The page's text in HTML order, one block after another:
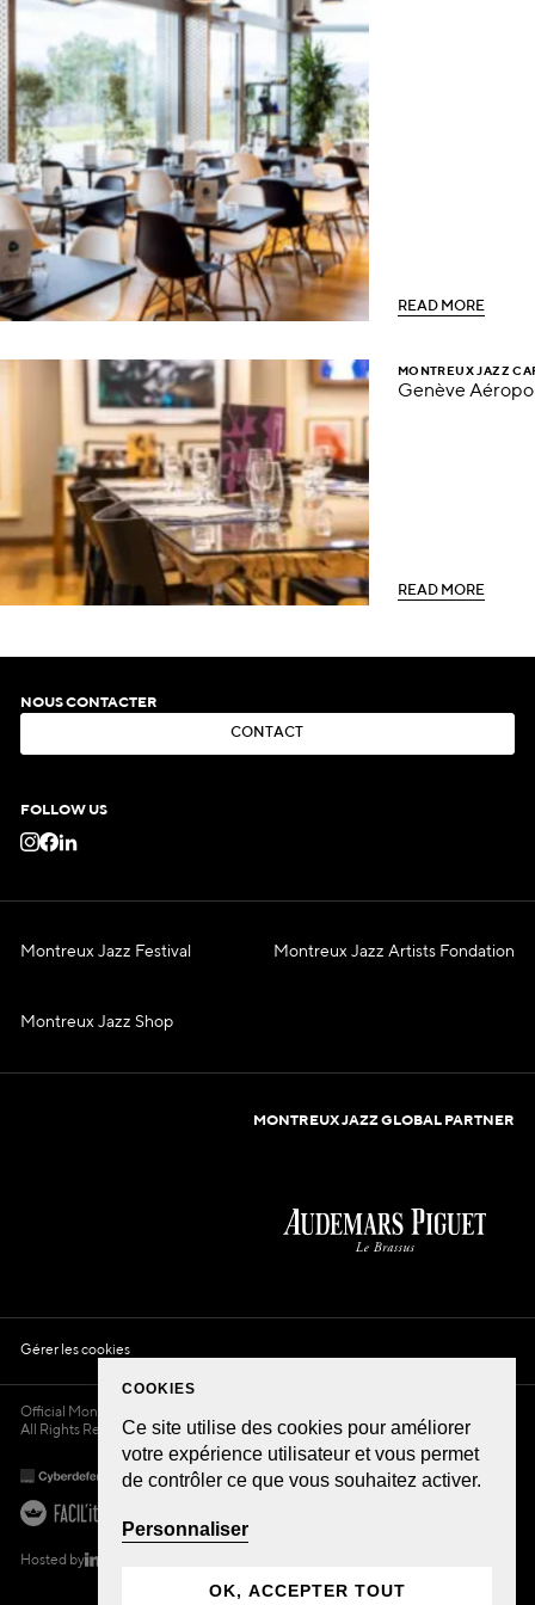
COOKIES
Ce site utilise des cookies pour améliorer
votre expérience utilisateur et vous permet
de contrôler ce que vous souhaitez activer.
Personnaliser
OK, ACCEPTER TOUT
READ MORE
MONTREUX JAZZ
Genève
READ MORE
NOUS CONTACTER
CON TAC
FOLLOW US
Montreux Jazz Festival Montreux Jazz Artists Fondation
Montreux Jazz Shop
MONTREUX JAZZ GLOBAL PARTNER
Gérer les cookies
Official Montreux Jazz Café Website
All Rights Reserved
Hosted by